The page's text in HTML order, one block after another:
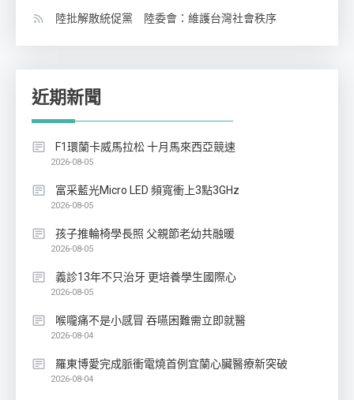
陸批解散統促黨 陸委會：維護台灣社會秩序
近期新聞
F1環蘭卡威馬拉松 十月馬來西亞競速
2026-08-05
富采藍光Micro LED 頻寬衝上3點3GHz
2026-08-05
孩子推輪椅學長照 父親節老幼共融暖
2026-08-05
義診13年不只治牙 更培養學生國際心
2026-08-05
喉嚨痛不是小感冒 吞嚥困難需立即就醫
2026-08-04
羅東博愛完成脈衝電燒首例宜蘭心臟醫療新突破
2026-08-04